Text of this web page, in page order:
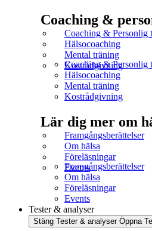
Coaching &
Coaching & Personlig
Hälsocoaching
Mental träning
Kostrådgivning
Coaching & Personlig
Hälsocoaching
Mental träning
Kostrådgivning
Lär dig mer om
Framgångsberättelser
Om hälsa
Föreläsningar
Events
Framgångsberättelser
Om hälsa
Föreläsningar
Events
Tester & analyser
Stäng Tester & analyser Öppna